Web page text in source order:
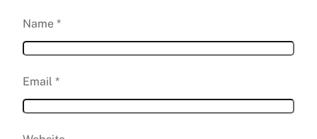
Name *
Email *